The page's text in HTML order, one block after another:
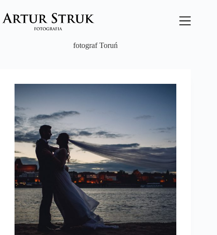
do
treści
fotograf Toruń